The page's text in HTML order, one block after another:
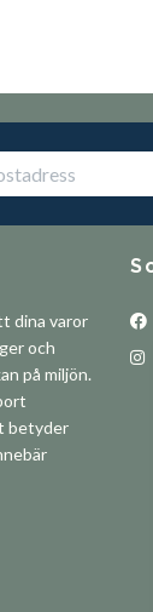
dina varor
och
på miljön.
betyder